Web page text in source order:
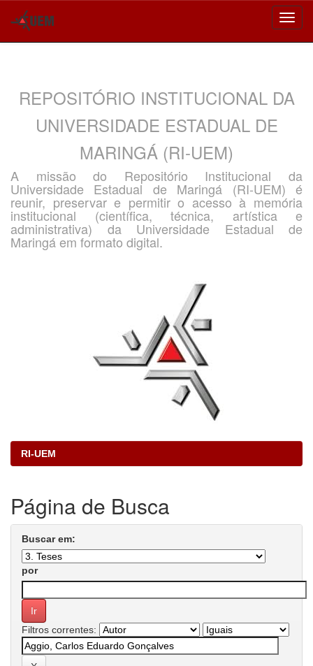
REPOSITÓRIO INSTITUCIONAL DA
UNIVERSIDADE ESTADUAL DE
MARINGÁ (RI-UEM)
A missão do Repositório Institucional da
Universidade Estadual de Maringá (RI-UEM) é
reunir, preservar e permitir o acesso à memória
institucional (científica, técnica, artística e
administrativa) da Universidade Estadual de
Maringá em formato digital.
RI-UEM
Página de Busca
Buscar em:
por
Filtros correntes: